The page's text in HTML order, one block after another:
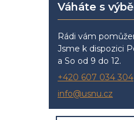
p
Váháte s
Rádi vám
Jsme k dispozici
a So od 9 do 12.
+420 607 034 304
info@usnu.cz